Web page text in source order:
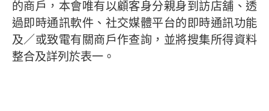
的商戶，本會唯有以顧客身分親身到訪店舖、透
過即時通訊軟件、社交媒體平台的即時通訊功能
及／或致電有關商戶作查詢，並將搜集所得資料
整合及詳列於表一。